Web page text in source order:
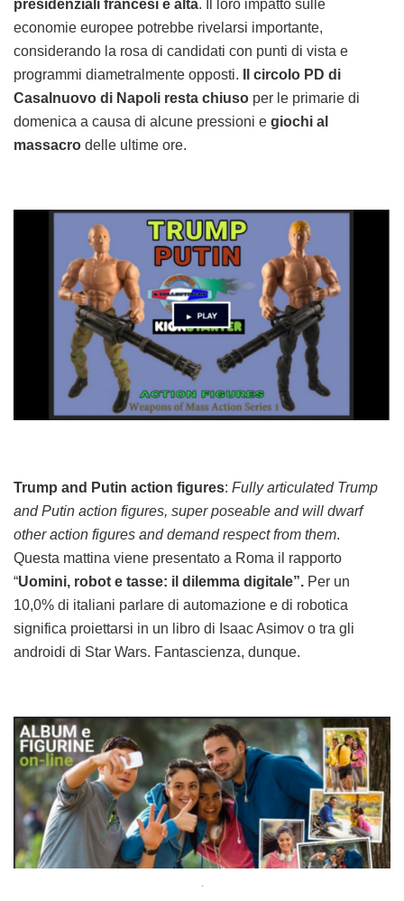
presidenziali francesi è alta. Il loro impatto sulle
economie europee potrebbe rivelarsi importante,
considerando la rosa di candidati con punti di vista e
programmi diametralmente opposti.
Il circolo PD di
Casalnuovo di Napoli resta chiuso per le primarie di
domenica a causa di alcune pressioni e giochi al
massacro delle ultime ore.
Trump and Putin action figures: Fully articulated Trump
and Putin action figures, super poseable and will dwarf
other action figures and demand respect from them.
Questa mattina viene presentato a Roma il rapporto
“Uomini, robot e tasse: il dilemma digitale”. Per un
10,0% di italiani parlare di automazione e di robotica
significa proiettarsi in un libro di Isaac Asimov o tra gli
androidi di Star Wars. Fantascienza, dunque.
.